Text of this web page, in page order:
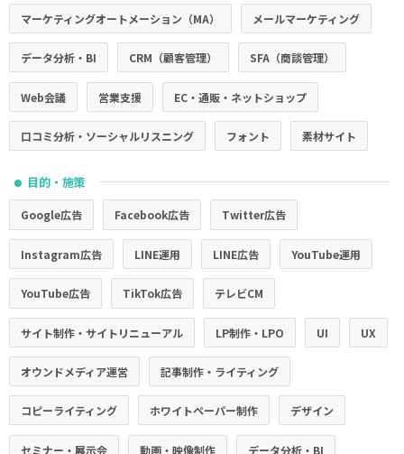
マーケティングオートメーション（MA） メールマーケティング
データ分析・BI CRM（顧客管理） SFA（商談管理）
Web会議 営業支援 EC・通販・ネットショップ
口コミ分析・ソーシャルリスニング フォント 素材サイト
● 目的・施策
Google広告 Facebook広告 Twitter広告
Instagram広告 LINE運用 LINE広告 YouTube運用
YouTube広告 TikTok広告 テレビCM
サイト制作・サイトリニューアル LP制作・LPO UI UX
オウンドメディア運営 記事制作・ライティング
コピーライティング ホワイトペーパー制作 デザイン
セミナー・展示会 動画・映像制作 データ分析・BI